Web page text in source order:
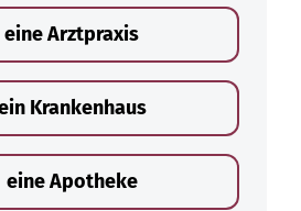
eine Arztpraxis
Krankenhaus
eine Apotheke